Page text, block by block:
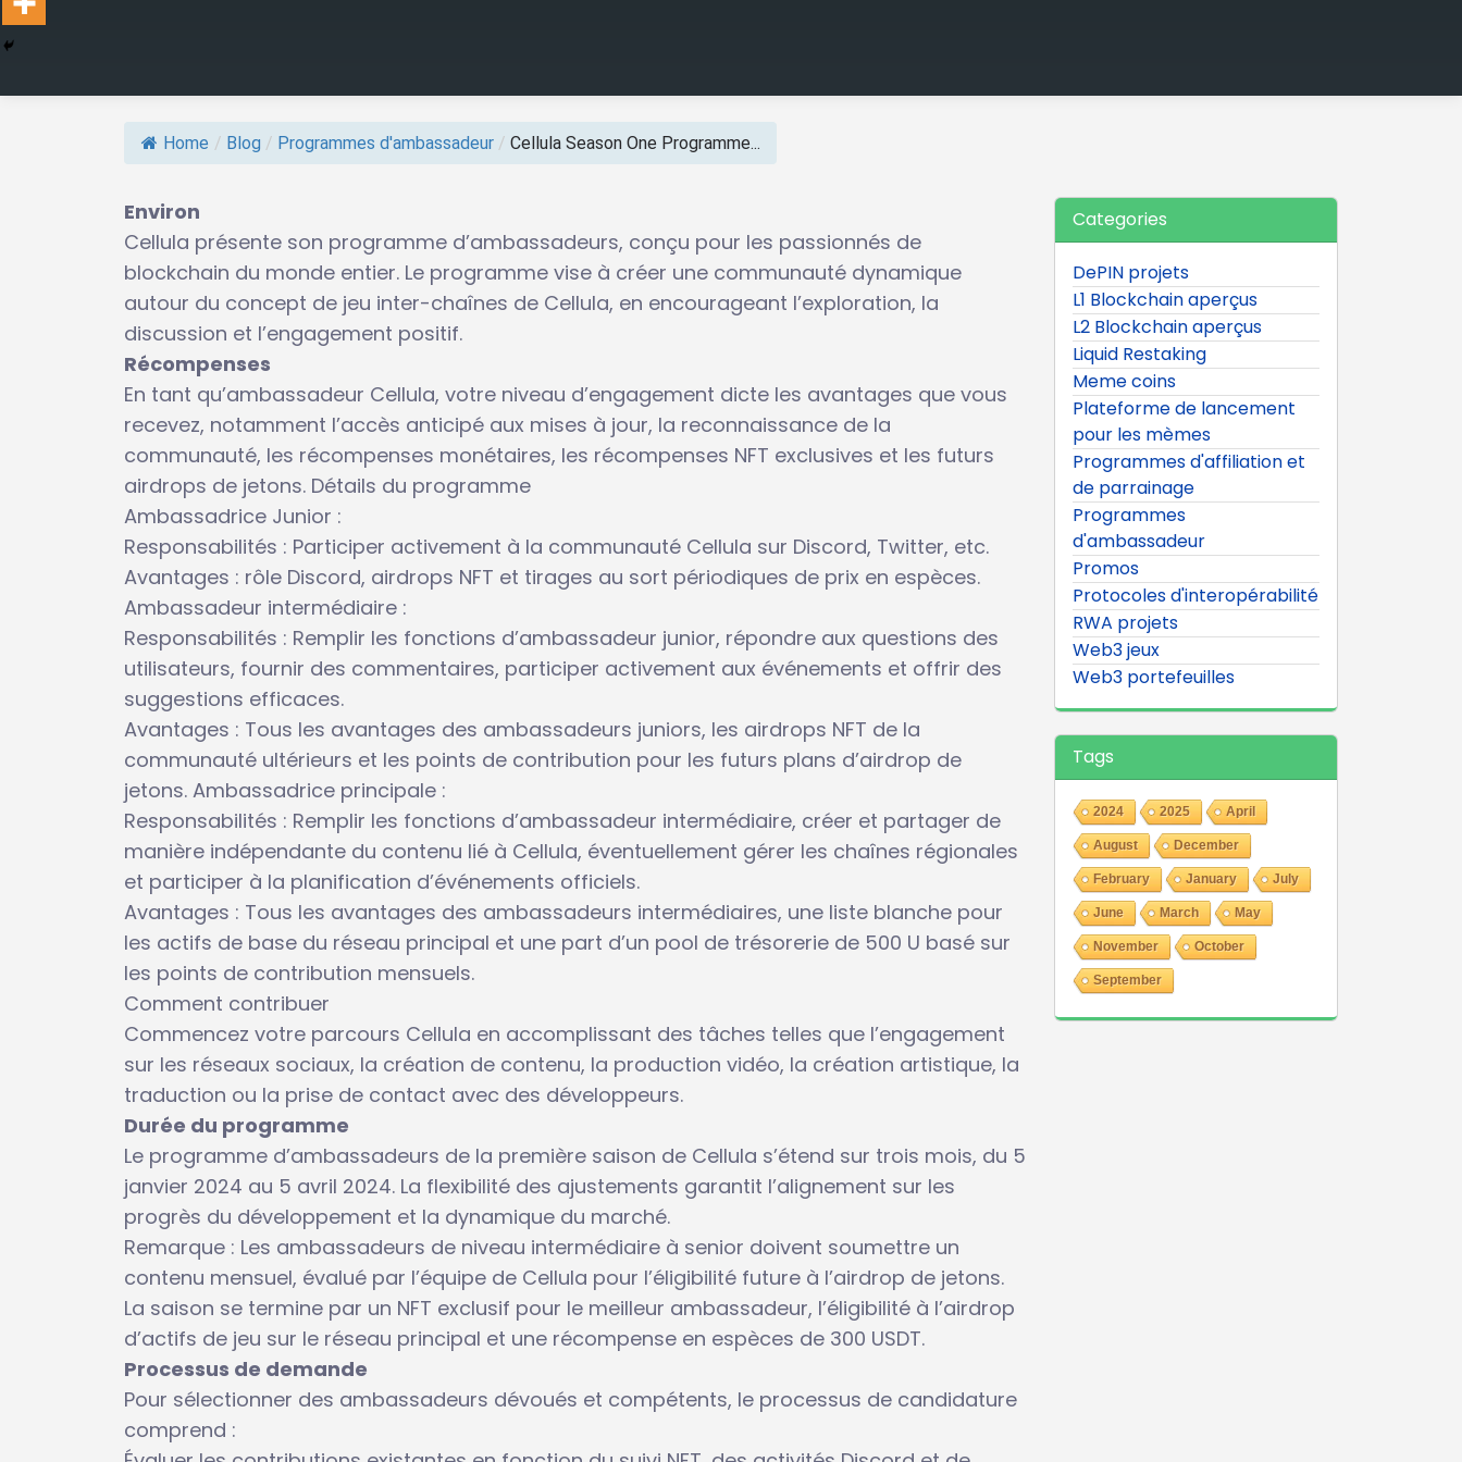
Home / Blog / Programmes d'ambassadeur / Cellula Season One Programme...
Environ
Cellula présente son programme d’ambassadeurs, conçu pour les passionnés de
blockchain du monde entier. Le programme vise à créer une communauté dynamique
autour du concept de jeu inter-chaînes de Cellula, en encourageant l’exploration, la
discussion et l’engagement positif.
Récompenses
En tant qu’ambassadeur Cellula, votre niveau d’engagement dicte les avantages que vous
recevez, notamment l’accès anticipé aux mises à jour, la reconnaissance de la
communauté, les récompenses monétaires, les récompenses NFT exclusives et les futurs
airdrops de jetons. Détails du programme
Ambassadrice Junior :
Responsabilités : Participer activement à la communauté Cellula sur Discord, Twitter, etc.
Avantages : rôle Discord, airdrops NFT et tirages au sort périodiques de prix en espèces.
Ambassadeur intermédiaire :
Responsabilités : Remplir les fonctions d’ambassadeur junior, répondre aux questions des
utilisateurs, fournir des commentaires, participer activement aux événements et offrir des
suggestions efficaces.
Avantages : Tous les avantages des ambassadeurs juniors, les airdrops NFT de la
communauté ultérieurs et les points de contribution pour les futurs plans d’airdrop de
jetons. Ambassadrice principale :
Responsabilités : Remplir les fonctions d’ambassadeur intermédiaire, créer et partager de
manière indépendante du contenu lié à Cellula, éventuellement gérer les chaînes régionales
et participer à la planification d’événements officiels.
Avantages : Tous les avantages des ambassadeurs intermédiaires, une liste blanche pour
les actifs de base du réseau principal et une part d’un pool de trésorerie de 500 U basé sur
les points de contribution mensuels.
Comment contribuer
Commencez votre parcours Cellula en accomplissant des tâches telles que l’engagement
sur les réseaux sociaux, la création de contenu, la production vidéo, la création artistique, la
traduction ou la prise de contact avec des développeurs.
Durée du programme
Le programme d’ambassadeurs de la première saison de Cellula s’étend sur trois mois, du 5
janvier 2024 au 5 avril 2024. La flexibilité des ajustements garantit l’alignement sur les
progrès du développement et la dynamique du marché.
Remarque : Les ambassadeurs de niveau intermédiaire à senior doivent soumettre un
contenu mensuel, évalué par l’équipe de Cellula pour l’éligibilité future à l’airdrop de jetons.
La saison se termine par un NFT exclusif pour le meilleur ambassadeur, l’éligibilité à l’airdrop
d’actifs de jeu sur le réseau principal et une récompense en espèces de 300 USDT.
Processus de demande
Pour sélectionner des ambassadeurs dévoués et compétents, le processus de candidature
comprend :
Categories
DePIN projets
L1 Blockchain aperçus
L2 Blockchain aperçus
Liquid Restaking
Meme coins
Plateforme de lancement
pour les mèmes
Programmes d'affiliation et
de parrainage
Programmes
d'ambassadeur
Promos
Protocoles d'interopérabilité
RWA projets
Web3 jeux
Web3 portefeuilles
Tags
2024 2025 April
August December
February January July
June March May
November October
September